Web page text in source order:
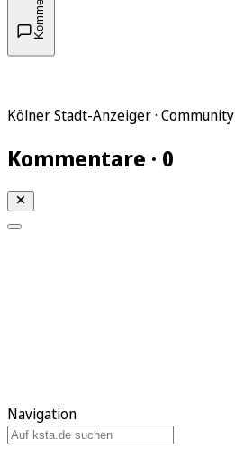
Kölner Stadt-Anzeiger · Community
Kommentare · 0
Navigation